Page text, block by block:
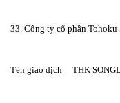
33. Công ty cổ phần Tohoku
Tên giao dịch     THK